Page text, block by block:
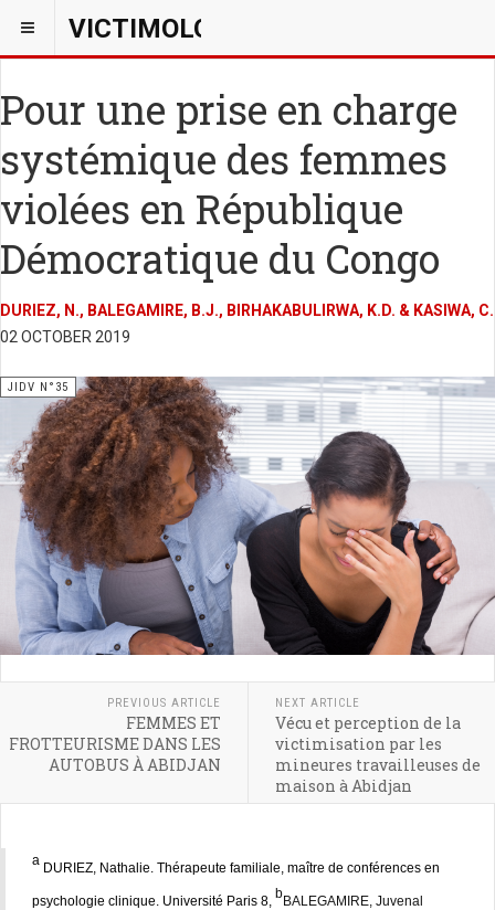
VICTIMOLOGIEPSY
Pour une prise en charge
systémique des femmes
violées en République
Démocratique du Congo
DURIEZ, N., BALEGAMIRE, B.J., BIRHAKABULIRWA, K.D. & KASIWA,
02 OCTOBER 2019
JIDV N°35
PREVIOUS ARTICLE
FEMMES ET
FROTTEURISME DANS LES
AUTOBUS À ABIDJAN
NEXT ARTICLE
Vécu et perception de la
victimisation par les
mineures travailleuses de
maison à Abidjan
a DURIEZ, Nathalie. Thérapeute familiale, maître de conférences en
psychologie clinique. Université Paris 8, bBALEGAMIRE, Juvenal